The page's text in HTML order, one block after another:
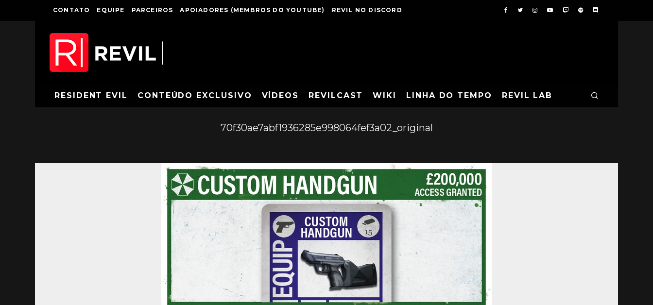
CONTATO EQUIPE PARCEIROS APOIADORES (MEMBROS DO YOUTUBE) REVIL NO DISCORD
RESIDENT EVIL CONTEÚDO EXCLUSIVO VÍDEOS REVILCAST WIKI LINHA DO TEMPO REVIL LAB
70f30ae7abf1936285e998064fef3a02_original